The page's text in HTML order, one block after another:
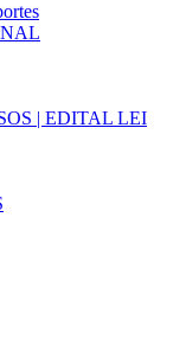
| EDITAL LEI